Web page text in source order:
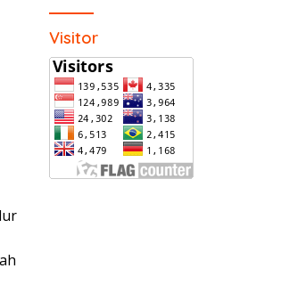
Visitor